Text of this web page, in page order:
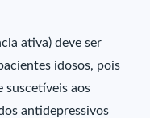
ativa) deve ser
idosos, pois
suscetíveis aos
antidepressivos